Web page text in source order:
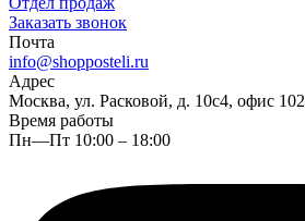
Заказать звонок
Почта
info@shopposteli.ru
Адрес
Москва, ул. Расковой, д. 10с4, офис 102
Время работы
Пн—Пт 10:00 – 18:00